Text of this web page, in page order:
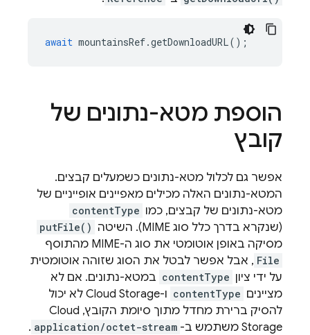
await mountainsRef.getDownloadURL();
הוספת מטא-נתונים של
קובץ
אפשר גם לכלול מטא-נתונים כשמעלים קבצים.
המטא-נתונים האלה מכילים מאפיינים אופייניים של
מטא-נתונים של קבצים, כמו contentType
(שנקרא בדרך כלל סוג MIME). השיטה putFile()
מסיקה באופן אוטומטי את סוג ה-MIME מהתוסף
File , אבל אפשר לבטל את הסוג שזוהה אוטומטית
על ידי ציון contentType במטא-נתונים. אם לא
מציינים contentType
ו-Cloud Storage לא יכול
להסיק ברירת מחדל מתוך סיומת הקובץ, Cloud
Storage משתמש ב-
application/octet-stream
.